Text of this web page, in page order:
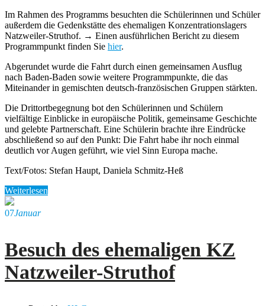
Im Rahmen des Programms besuchten die Schülerinnen und Schüler
außerdem die Gedenkstätte des ehemaligen Konzentrationslagers
Natzweiler-Struthof. → Einen ausführlichen Bericht zu diesem
Programmpunkt finden Sie hier.
Abgerundet wurde die Fahrt durch einen gemeinsamen Ausflug
nach Baden-Baden sowie weitere Programmpunkte, die das
Miteinander in gemischten deutsch-französischen Gruppen stärkten.
Die Drittortbegegnung bot den Schülerinnen und Schülern
vielfältige Einblicke in europäische Politik, gemeinsame Geschichte
und gelebte Partnerschaft. Eine Schülerin brachte ihre Eindrücke
abschließend so auf den Punkt: Die Fahrt habe ihr noch einmal
deutlich vor Augen geführt, wie viel Sinn Europa mache.
Text/Fotos: Stefan Haupt, Daniela Schmitz-Heß
Weiterlesen
07Januar
Besuch des ehemaligen KZ
Natzweiler-Struthof